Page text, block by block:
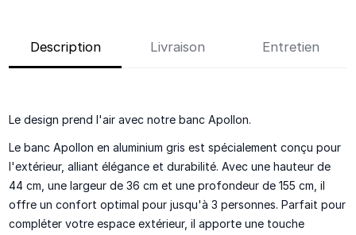
Description Livraison Entretien
Le design prend l'air avec notre banc Apollon.
Le banc Apollon en aluminium gris est spécialement conçu pour
l'extérieur, alliant élégance et durabilité. Avec une hauteur de
44 cm, une largeur de 36 cm et une profondeur de 155 cm, il
offre un confort optimal pour jusqu'à 3 personnes. Parfait pour
compléter votre espace extérieur, il apporte une touche